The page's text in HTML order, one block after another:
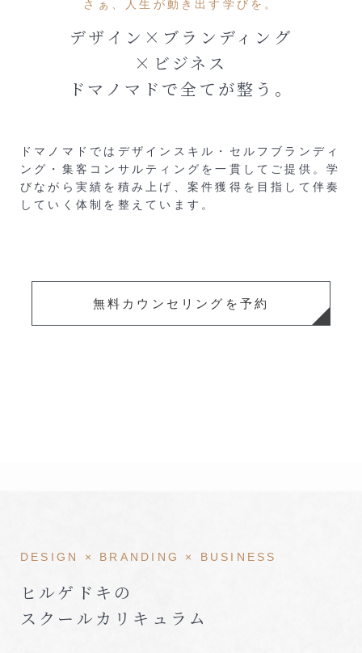
さぁ、人生が動き出す学びを。
デザイン×ブランディング
×ビジネス
ドマノマドで全てが整う。
ドマノマドではデザインスキル・セルフブランディ
ング・集客コンサルティングを一貫してご提供。学
びながら実績を積み上げ、案件獲得を目指して伴奏
していく体制を整えています。
無料カウンセリングを予約
DESIGN × BRANDING × BUSINESS
ヒルゲドキの
スクールカリキュラム